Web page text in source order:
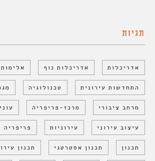
תגיות
אדריכלות אדריכלות נוף אלימות
התחדשות עירונית טכנולוגיה
מרחב ציבורי מרכז-פריפריה עוני
עיצוב עירוני עירוניות פריפריה
תכנון תכנון אסטרטגי תכנון